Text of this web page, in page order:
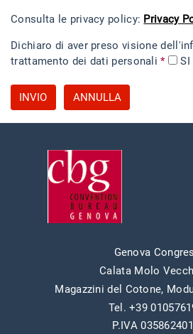
Consulta le privacy policy: Privacy
Dichiaro di aver preso visione
trattamento dei dati personali * SI
INVIO ANNULLA
Genova
Calata Molo
Magazzini del Cotone,
Tel. +39
P.IVA